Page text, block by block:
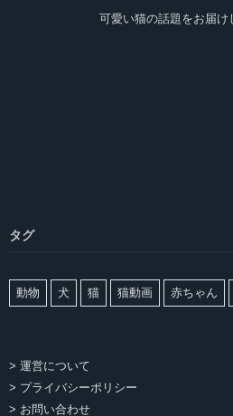
可愛い猫の話題をお届け
タグ
動物 犬 猫 猫動画 赤ちゃん
> 運営について
> プライバシーポリシー
> お問い合わせ